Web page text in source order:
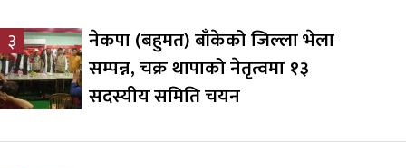
३
नेकपा (बहुमत) बाँकेको जिल्ला भेला
सम्पन्न, चक्र थापाको नेतृत्वमा १३
सदस्यीय समिति चयन